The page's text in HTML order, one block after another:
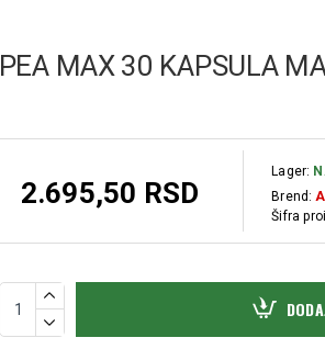
PEA MAX 30 KAPSULA
2.695,50 RSD
Lager:
Brend:
Šifra